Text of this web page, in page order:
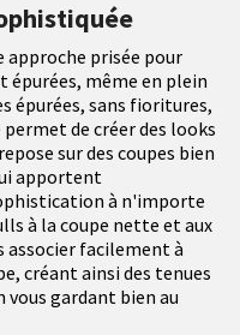
approche prisée pour
épurées, même en plein
épurées, sans fioritures,
de créer des looks
sur des coupes bien
apportent
à n'importe
à la coupe nette et aux
associer facilement à
créant ainsi des tenues
gardant bien au